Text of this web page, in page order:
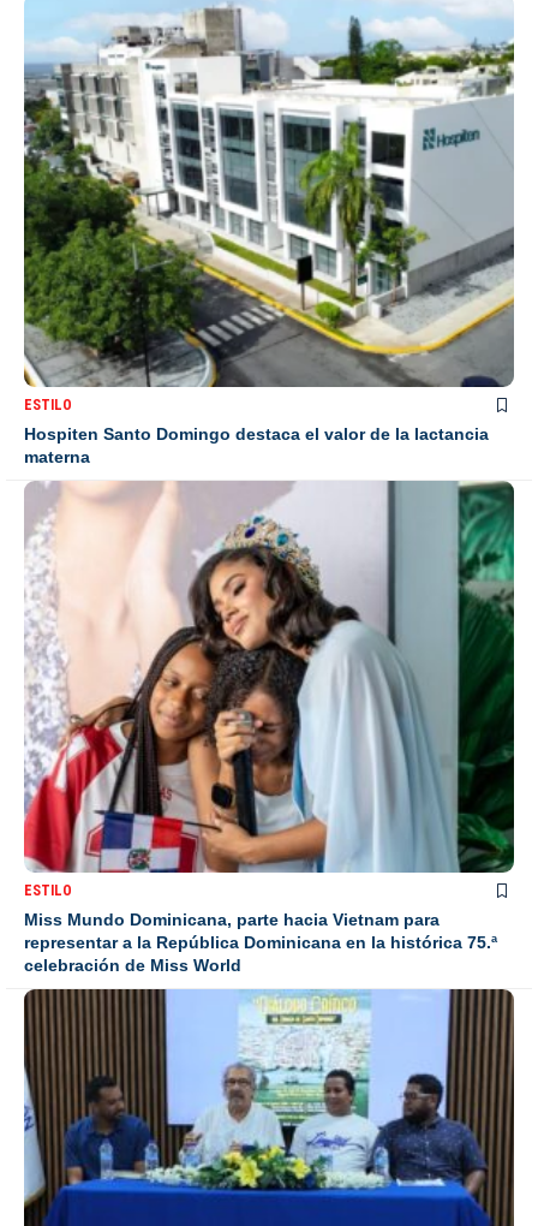
ESTILO
Hospiten Santo Domingo destaca el valor de la lactancia
materna
ESTILO
Miss Mundo Dominicana, parte hacia Vietnam para
representar a la República Dominicana en la histórica 75.ª
celebración de Miss World